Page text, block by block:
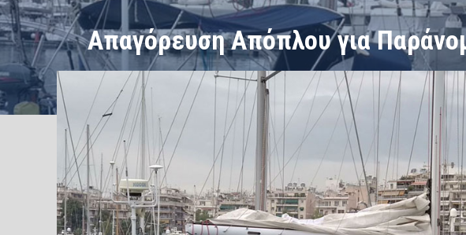
Απαγόρευση Απόπλου για
ΑΡΧΙΚΗ / Ειδήσεις / Απαγόρευση Απόπλου για Παράνομη Ναύλωση Ιδιωτικού